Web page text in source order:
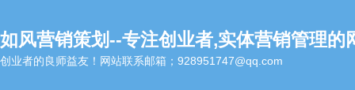
如风营销策划--专注创业者,实体营销管理的
创业者的良师益友！网站联系邮箱；928951747@qq.com